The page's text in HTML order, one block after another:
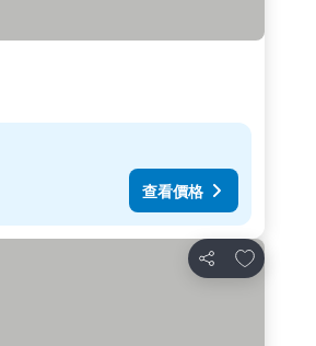
查看價格
分享
放到收藏夾